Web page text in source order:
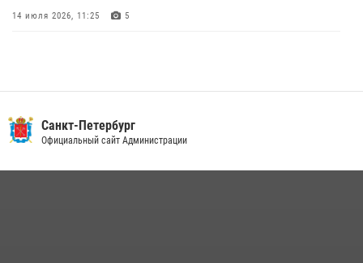
14 июля 2026, 11:25 5
В Красногвардейском районе росгвардейцы задержали хулигана,
угрожавшего мужчине пневматическим пистолетом
Санкт-Петербург
Официальный сайт Администрации